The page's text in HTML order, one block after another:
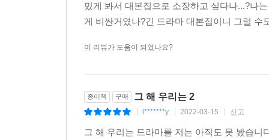
밌게 봐서 대본집으로 소장하고 싶다나...?나
게 비싼거였나?긴 드라마 대본집이니 그럴
이 리뷰가 도움이 되었나요?
종이책 구매 그 해 우리는 2
l*******y 2022-03-15 신고
그 해 우리는 드라마를 저는 아직도 못 봤습